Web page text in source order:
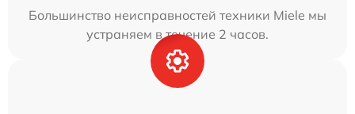
Большинство неисправностей техники Miele мы
устраняем в течение 2 часов.